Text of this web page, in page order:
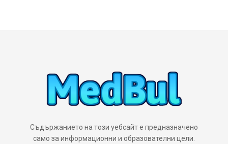
Съдържанието на този уебсайт е предназначено
само за информационни и образователни цели.